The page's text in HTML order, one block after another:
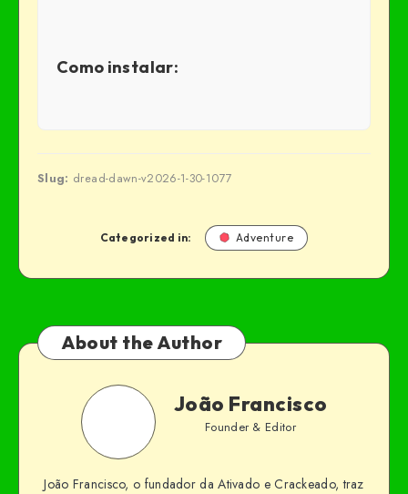
Como instalar:
Slug: dread-dawn-v2026-1-30-1077
Categorized in: Adventure
About the Author
João Francisco
Founder & Editor
João Francisco, o fundador da Ativado e Crackeado, traz